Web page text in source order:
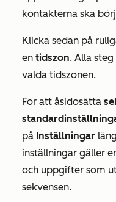
kontakterna ska
Klicka sedan på
en tidszon. Alla
valda tidszonen.
För att åsidosätta
på Inställningar
inställningar gäller
och uppgifter som
sekvensen.